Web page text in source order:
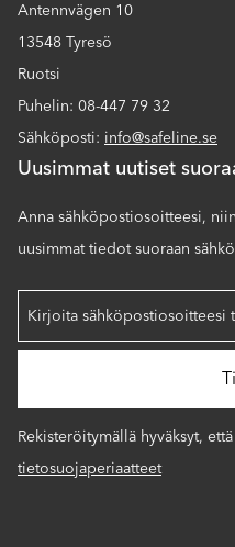
Antennvägen 10
13548 Tyresö
Ruotsi
Puhelin: 08-447 79 32
Sähköposti: info@safeline.se
Uusimmat uutiset
Anna sähköpostiosoitteesi,
uusimmat tiedot suoraan
Rekisteröitymällä hyväksyt,
tietosuojaperiaatteet